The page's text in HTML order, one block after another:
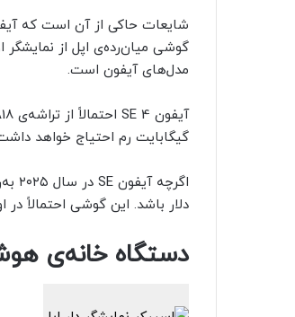
مدل‌های آیفون است.
گیگابایت رم احتیاج خواهد
دلار باشد. این گوشی احتمالاً در اوایل ۲۰۲۵ عرضه
دستگاه خانه‌ی